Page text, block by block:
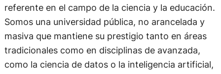
referente en el campo de la ciencia y la educación.
Somos una universidad pública, no arancelada y
masiva que mantiene su prestigio tanto en áreas
tradicionales como en disciplinas de avanzada,
como la ciencia de datos o la inteligencia artificial,